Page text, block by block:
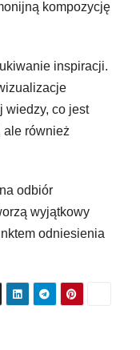
kompozycję
inspiracji.
wiedzy, co jest
ale również
odbiór
wyjątkowy
odniesienia